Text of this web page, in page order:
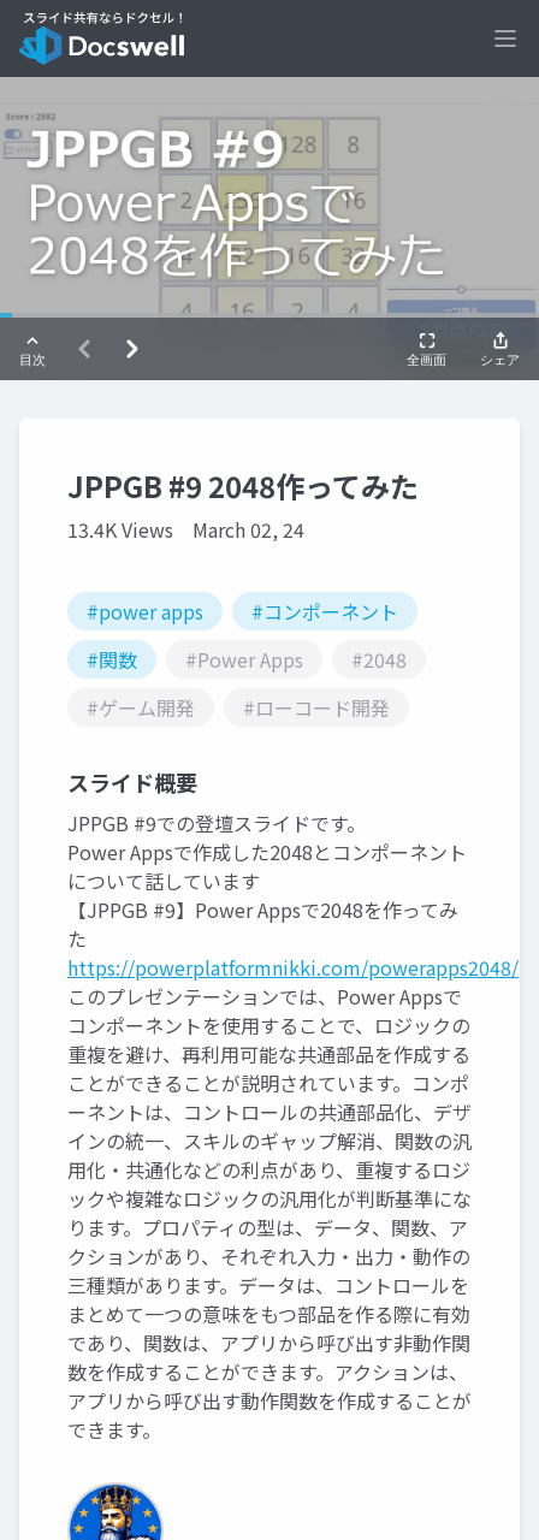
JPPGB #9 2048作ってみた
13.4K Views March 02, 24
#power apps
#コンポーネント
#関数
#Power Apps
#2048
#ゲーム開発
#ローコード開発
スライド概要
JPPGB #9での登壇スライドです。
Power Appsで作成した2048とコンポーネント
について話しています
【JPPGB #9】Power Appsで2048を作ってみ
た
https://powerplatformnikki.com/powerapps2048/
このプレゼンテーションでは、Power Appsで
コンポーネントを使用することで、ロジックの
重複を避け、再利用可能な共通部品を作成する
ことができることが説明されています。コンポ
ーネントは、コントロールの共通部品化、デザ
インの統一、スキルのギャップ解消、関数の汎
用化・共通化などの利点があり、重複するロジ
ックや複雑なロジックの汎用化が判断基準にな
ります。プロパティの型は、データ、関数、ア
クションがあり、それぞれ入力・出力・動作の
三種類があります。データは、コントロールを
まとめて一つの意味をもつ部品を作る際に有効
であり、関数は、アプリから呼び出す非動作関
数を作成することができます。アクションは、
アプリから呼び出す動作関数を作成することが
できます。